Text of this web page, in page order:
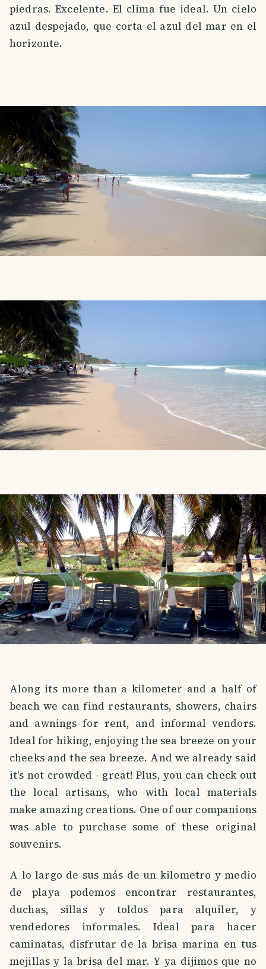
piedras. Excelente. El clima fue ideal. Un cielo
azul despejado, que corta el azul del mar en el
horizonte.
Along its more than a kilometer and a half of
beach we can find restaurants, showers, chairs
and awnings for rent, and informal vendors.
Ideal for hiking, enjoying the sea breeze on your
cheeks and the sea breeze. And we already said
it's not crowded - great! Plus, you can check out
the local artisans, who with local materials
make amazing creations. One of our companions
was able to purchase some of these original
souvenirs.
A lo largo de sus más de un kilometro y medio
de playa podemos encontrar restaurantes,
duchas, sillas y toldos para alquiler, y
vendedores informales. Ideal para hacer
caminatas, disfrutar de la brisa marina en tus
mejillas y la brisa del mar. Y ya dijimos que no